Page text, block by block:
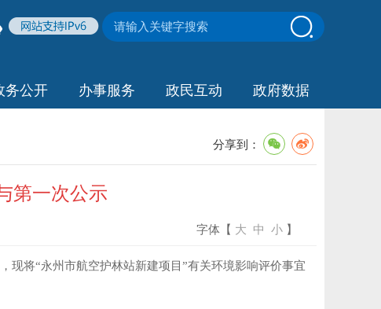
务公开 办事服务 政民互动 政府数据
分享到：
第一次公示
字体【 大 中 小 】
现将“永州市航空护林站新建项目”有关环境影响评价事宜